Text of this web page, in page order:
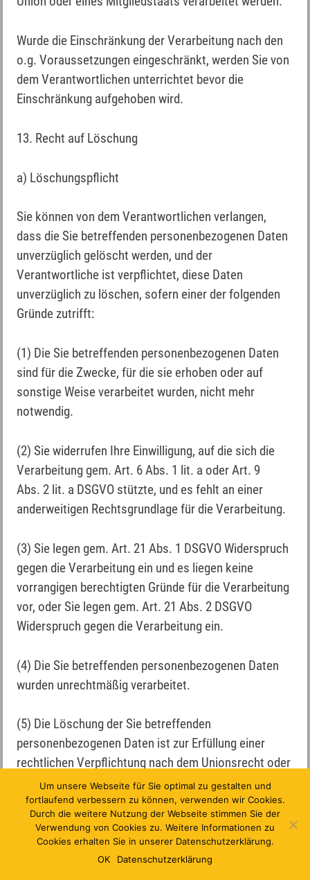
Wurde die Einschränkung der Verarbeitung nach den
o.g. Voraussetzungen eingeschränkt, werden Sie von
dem Verantwortlichen unterrichtet bevor die
Einschränkung aufgehoben wird.
13. Recht auf Löschung
a) Löschungspflicht
Sie können von dem Verantwortlichen verlangen,
dass die Sie betreffenden personenbezogenen Daten
unverzüglich gelöscht werden, und der
Verantwortliche ist verpflichtet, diese Daten
unverzüglich zu löschen, sofern einer der folgenden
Gründe zutrifft:
(1) Die Sie betreffenden personenbezogenen Daten
sind für die Zwecke, für die sie erhoben oder auf
sonstige Weise verarbeitet wurden, nicht mehr
notwendig.
(2) Sie widerrufen Ihre Einwilligung, auf die sich die
Verarbeitung gem. Art. 6 Abs. 1 lit. a oder Art. 9
Abs. 2 lit. a DSGVO stützte, und es fehlt an einer
anderweitigen Rechtsgrundlage für die Verarbeitung.
(3) Sie legen gem. Art. 21 Abs. 1 DSGVO Widerspruch
gegen die Verarbeitung ein und es liegen keine
vorrangigen berechtigten Gründe für die Verarbeitung
vor, oder Sie legen gem. Art. 21 Abs. 2 DSGVO
Widerspruch gegen die Verarbeitung ein.
(4) Die Sie betreffenden personenbezogenen Daten
wurden unrechtmäßig verarbeitet.
(5) Die Löschung der Sie betreffenden
personenbezogenen Daten ist zur Erfüllung einer
rechtlichen Verpflichtung nach dem Unionsrecht oder
dem Recht der Mitgliedstaaten erforderlich, dem der
Verantwortliche unterliegt.
(6) Die Sie betreffenden personenbezogenen Daten
wurden in Bezug auf angebotene Dienste der
Um unsere Webseite für Sie optimal zu gestalten und
fortlaufend verbessern zu können, verwenden wir Cookies.
Durch die weitere Nutzung der Webseite stimmen Sie der
Verwendung von Cookies zu. Weitere Informationen zu
Cookies erhalten Sie in unserer Datenschutzerklärung.
OK
Datenschutzerklärung